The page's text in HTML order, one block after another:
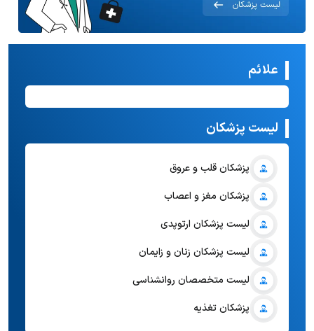
علائم
لیست پزشکان
پزشکان قلب و عروق
پزشکان مغز و اعصاب
لیست پزشکان ارتوپدی
لیست پزشکان زنان و زایمان
لیست متخصصان روانشناسی
پزشکان تغذیه